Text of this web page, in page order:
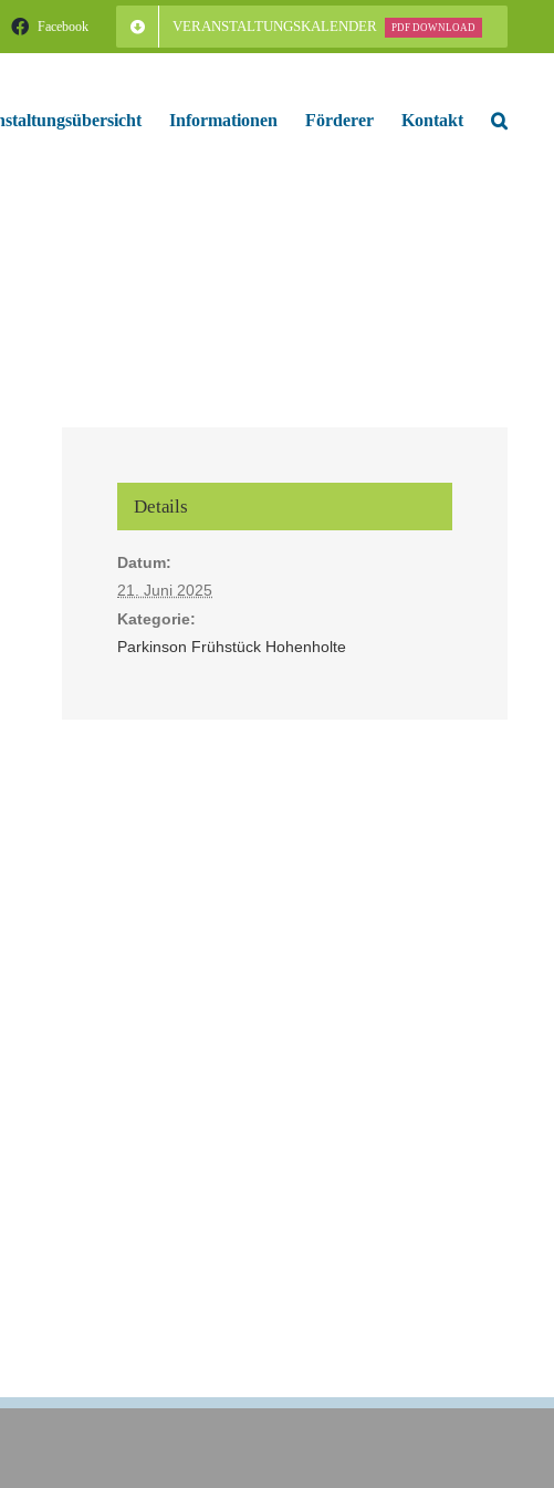
Facebook VERANSTALTUNGSKALENDER PDF DOWNLOAD
Informationen Förderer Kontakt
Details
Datum:
21. Juni 2025
Kategorie:
Parkinson Frühstück Hohenholte